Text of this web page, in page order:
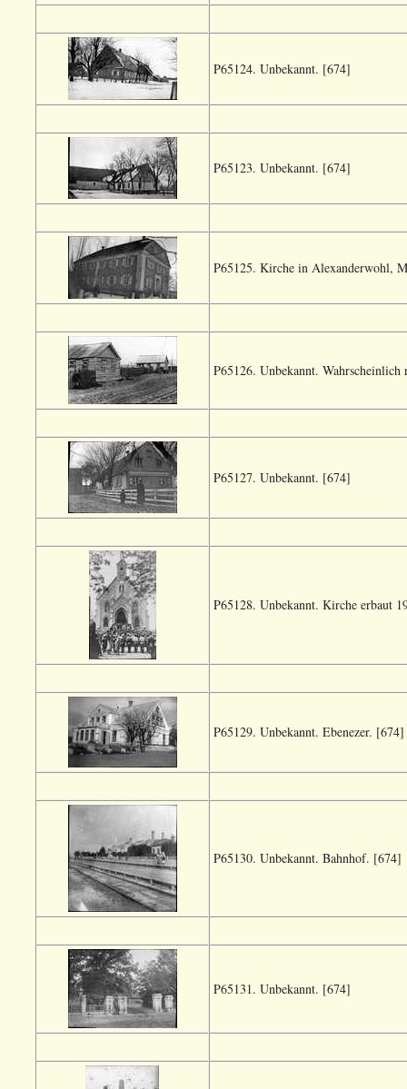
P65124. Unbekannt. [674]
P65123. Unbekannt. [674]
P65125. Kirche in Alexanderwohl,
P65126. Unbekannt. Wahrscheinlich
P65127. Unbekannt. [674]
P65128. Unbekannt. Kirche erbaut
P65129. Unbekannt. Ebenezer. [674]
P65130. Unbekannt. Bahnhof. [674]
P65131. Unbekannt. [674]